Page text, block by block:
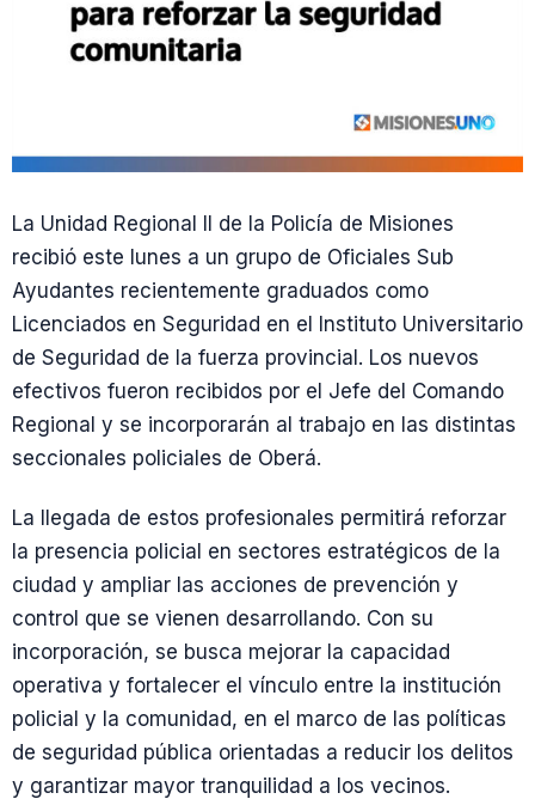
La Unidad Regional II de la Policía de Misiones
recibió este lunes a un grupo de Oficiales Sub
Ayudantes recientemente graduados como
Licenciados en Seguridad en el Instituto Universitario
de Seguridad de la fuerza provincial. Los nuevos
efectivos fueron recibidos por el Jefe del Comando
Regional y se incorporarán al trabajo en las distintas
seccionales policiales de Oberá.
La llegada de estos profesionales permitirá reforzar
la presencia policial en sectores estratégicos de la
ciudad y ampliar las acciones de prevención y
control que se vienen desarrollando. Con su
incorporación, se busca mejorar la capacidad
operativa y fortalecer el vínculo entre la institución
policial y la comunidad, en el marco de las políticas
de seguridad pública orientadas a reducir los delitos
y garantizar mayor tranquilidad a los vecinos.